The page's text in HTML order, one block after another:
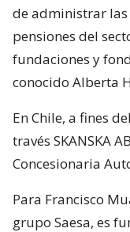
de administrar las
pensiones del
fundaciones y
conocido Alberta
En Chile, a fines
través SKANSKA
Concesionaria
Para Francisco
grupo Saesa, es